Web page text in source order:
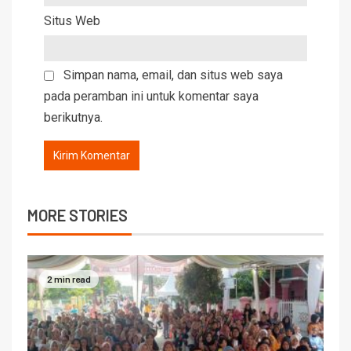
Situs Web
Simpan nama, email, dan situs web saya
pada peramban ini untuk komentar saya
berikutnya.
MORE STORIES
2 min read